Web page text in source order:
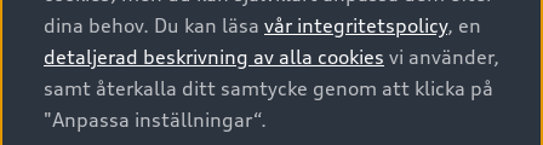
Audi exclusive
Provkörning
Digitala manualer för din Audi
Audi Collection – livsstilsartiklar
Vanliga frågor
Audi Återförsäljare/-serviceverkstad
myAudi
Pressmeddelanden
© 2026 AUDI SVERIGE. All Rights Reserved.
Utgivare Juridiskt
Juridiskt Audi AG
Juridiskt Audi Digital Giveaway
dina behov. Du kan läsa vår integritetspolicy, en
detaljerad beskrivning av alla cookies vi använder,
samt återkalla ditt samtycke genom att klicka på
"Anpassa inställningar“.